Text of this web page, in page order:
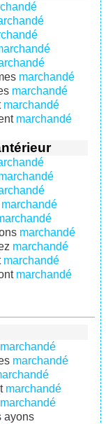
marchandé
marchandé
marchandé
marchandé
marchandé
marchandé
marchandé
marchandé
marchandé
marchandé
marchandé
marchandé
marchandé
ayons